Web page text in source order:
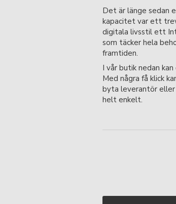
Det är länge sedan
kapacitet var ett
digitala livsstil ett
som täcker hela
framtiden.
I vår butik nedan
Med några få klick
byta leverantör
helt enkelt.